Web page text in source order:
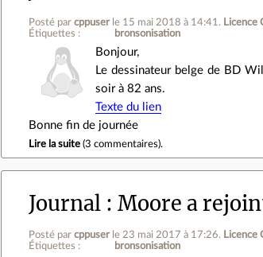
Posté parcppuser le 15 mai 2018 à 14:41 . Licence
Étiquettes :
bronsonisation
Bonjour,
Le dessinateur belge de BD
soir à 82 ans.
Texte du lien
Bonne fin de journée
Lire la suite (3 commentaires).
Journal Moore a
Posté parcppuser le 23 mai 2017 à 17:26. Licence
Étiquettes :
bronsonisation